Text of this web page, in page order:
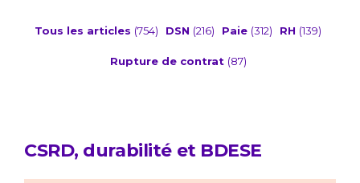
Tous les articles (754) DSN (216) Paie (312) RH (139)
Rupture de contrat (87)
CSRD, durabilité et BDESE